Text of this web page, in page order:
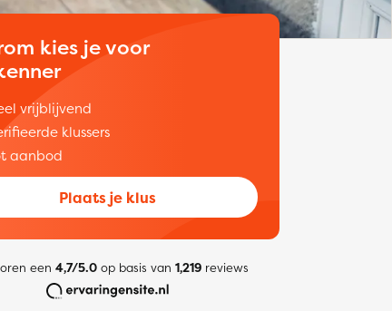
kies je voor
vrijblijvend
klussers
aanbod
Plaats je klus
een 4,7/5.0op basis van 1,219reviews